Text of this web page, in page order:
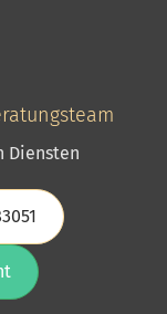
Diensten